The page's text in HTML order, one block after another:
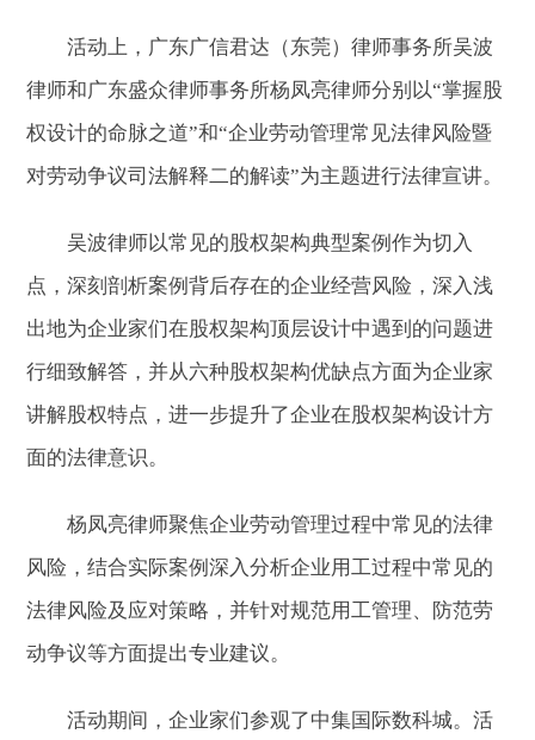
活动上，广东广信君达（东莞）律师事务所吴波
律师和广东盛众律师事务所杨凤亮律师分别以“掌握股
权设计的命脉之道”和“企业劳动管理常见法律风险暨
对劳动争议司法解释二的解读”为主题进行法律宣讲。
吴波律师以常见的股权架构典型案例作为切入
点，深刻剖析案例背后存在的企业经营风险，深入浅
出地为企业家们在股权架构顶层设计中遇到的问题进
行细致解答，并从六种股权架构优缺点方面为企业家
讲解股权特点，进一步提升了企业在股权架构设计方
面的法律意识。
杨凤亮律师聚焦企业劳动管理过程中常见的法律
风险，结合实际案例深入分析企业用工过程中常见的
法律风险及应对策略，并针对规范用工管理、防范劳
动争议等方面提出专业建议。
活动期间，企业家们参观了中集国际数科城。活